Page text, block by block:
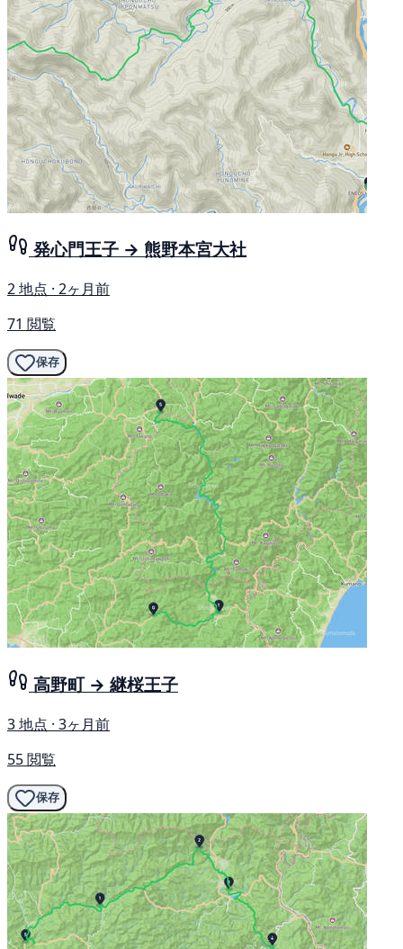
発心門王子 → 熊野本宮大社
2 地点 · 2ヶ月前
71 閲覧
保存
高野町 → 継桜王子
3 地点 · 3ヶ月前
55 閲覧
保存